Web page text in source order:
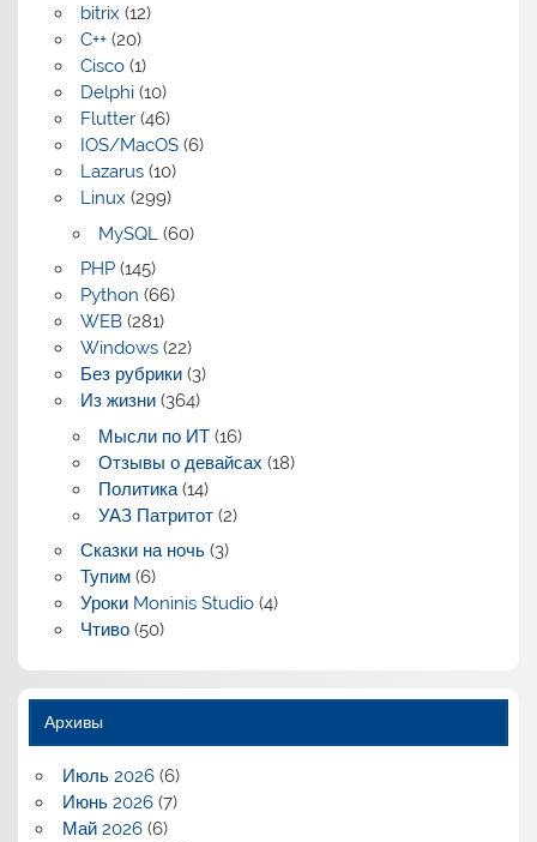
bitrix (12)
C++(20)
Cisco(1)
Delphi(10)
Flutter(46)
IOS/MacOS(6)
Lazarus(10)
Linux (299)
MySQL (60)
PHP(145)
Python (66)
WEB(281)
Windows(22)
Без рубрики(3)
Из жизни(364)
Мысли по ИТ(16)
Отзывы о девайсах (18)
Политика(14)
УАЗ Патритот(2)
Сказки на ночь(3)
Тупим(6)
Уроки Moninis Studio(4)
Чтиво(50)
Архивы
Июль 2026(6)
Июнь 2026(7)
Май 2026(6)